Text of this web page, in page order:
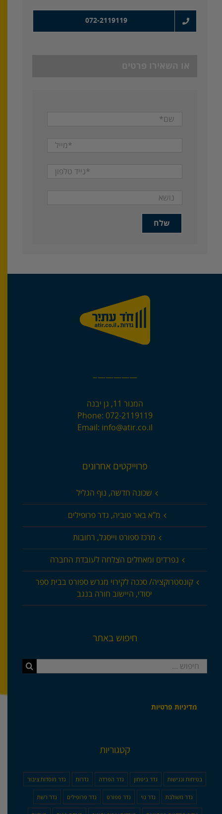
072-2119119
—————–
המנור 11, גן יבנה
Phone: 072-2119119
Email: info@atir.co.il
פרוייקטים אחרונים
שכונה חדשה, נוף הגליל
מ"א באר טוביה, גדר פרופילים
מרכז ספורט וייסגל, רחובות
נפרדים ומאחלים הצלחה לעובדת החברה
קונסטרוקציה/ סככה לקירוי מגרש ספורט בבית ספר
יסודי, היישוב חורה בנגב
חיפוש באתר
חיפוש...
מדיניות פרטיות
קטגוריות
בטיחות ונגישות גדר ביטחון גדר הפרדה גדרות גדר מוסדות ציבור
גדר משולבת גדר נוי גדר ספורט גדר פרופילים גדר רשת